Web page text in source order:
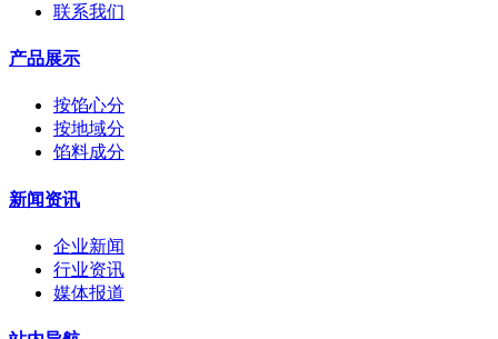
联系我们
产品展示
按馅心分
按地域分
馅料成分
新闻资讯
企业新闻
行业资讯
媒体报道